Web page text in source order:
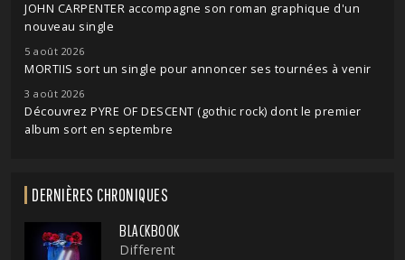
JOHN CARPENTER accompagne son roman graphique d'un
nouveau single
5 août 2026
MORTIIS sort un single pour annoncer ses tournées à venir
3 août 2026
Découvrez PYRE OF DESCENT (gothic rock) dont le premier
album sort en septembre
DERNIÈRES CHRONIQUES
BLACKBOOK
Different